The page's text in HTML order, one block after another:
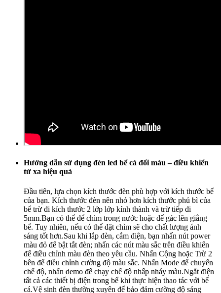
Hướng dẫn sử dụng đèn led bể cá đổi màu – điều khiển
từ xa hiệu quả
Đầu tiên, lựa chọn kích thước đèn phù hợp với kích thước bể
của bạn. Kích thước đèn nên nhỏ hơn kích thước phủ bì của
bể trừ đi kích thước 2 lớp lớp kính thành và trừ tiếp đi
5mm.Bạn có thể để chìm trong nước hoặc để gác lên giằng
bể. Tuy nhiên, nếu có thể đặt chìm sẽ cho chất lượng ánh
sáng tốt hơn.Sau khi lắp đèn, cắm điện, bạn nhấn nút power
màu đỏ để bật tắt đèn; nhấn các nút màu sắc trên điều khiển
để điều chỉnh màu đèn theo yêu cầu. Nhấn Cộng hoặc Trừ 2
bên để điều chỉnh cường độ màu sắc. Nhấn Mode để chuyển
chế độ, nhấn demo để chạy chế độ nhấp nháy màu.Ngắt điện
tất cả các thiết bị điện trong bể khi thực hiện thao tác với bể
cá.Vệ sinh đèn thường xuyên để bảo đảm cường độ sáng